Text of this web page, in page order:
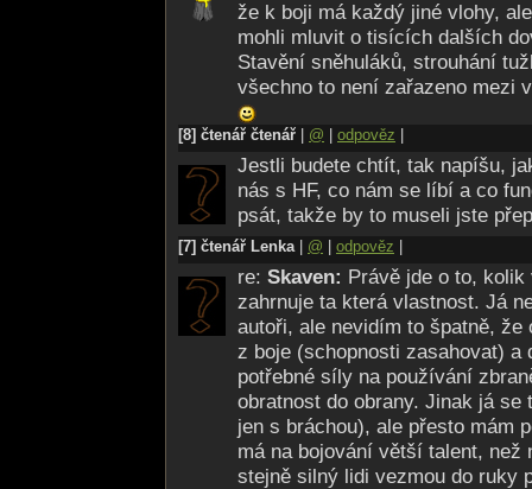
že k boji má každý jiné vlohy,
mohli mluvit o tisících dalších
Stavění sněhuláků, strouhání
všechno to není zařazeno mezi
[8] čtenář čtenář @ odpověz
Jestli budete chtít, tak napíšu,
nás s HF, co nám se líbí a co
psát, takže by to museli jste
[7] čtenář Lenka| @ odpověz
re: Skaven: Právě jde o to,
zahrnuje ta která vlastnost. Já
autoři, ale nevidím to špatně, že
z boje (schopnosti zasahovat) a
potřebné síly na používání
obratnost do obrany. Jinak já se
jen s bráchou), ale přesto mám
má na bojování větší talent, než
stejně silný lidi vezmou do ruky